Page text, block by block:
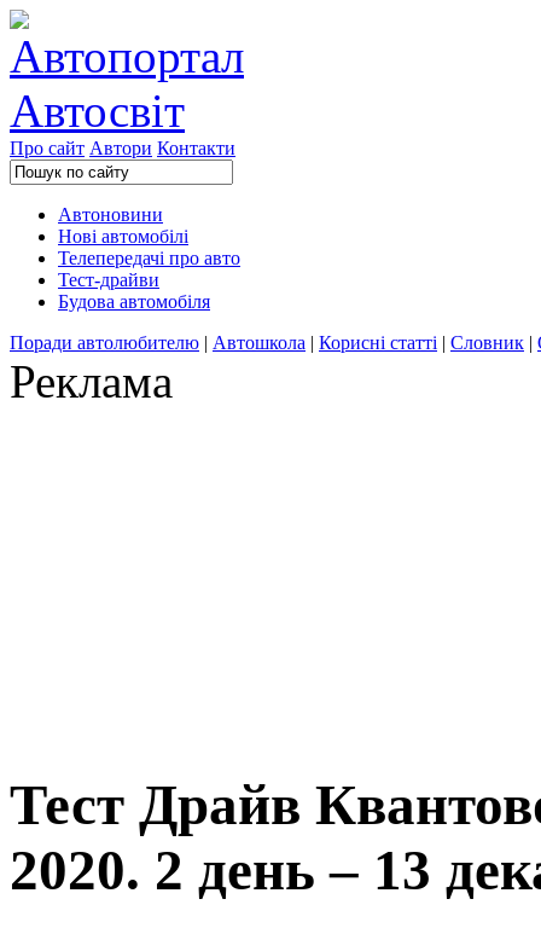
Про сайт Автори Контакти
Автоновини
Нові автомобілі
Телепередачі про авто
Тест-драйви
Будова автомобіля
Поради автолюбителю | Автошкола | Корисні статті | Словник |
Реклама
Тест Драйв
2020. 2 день – 13